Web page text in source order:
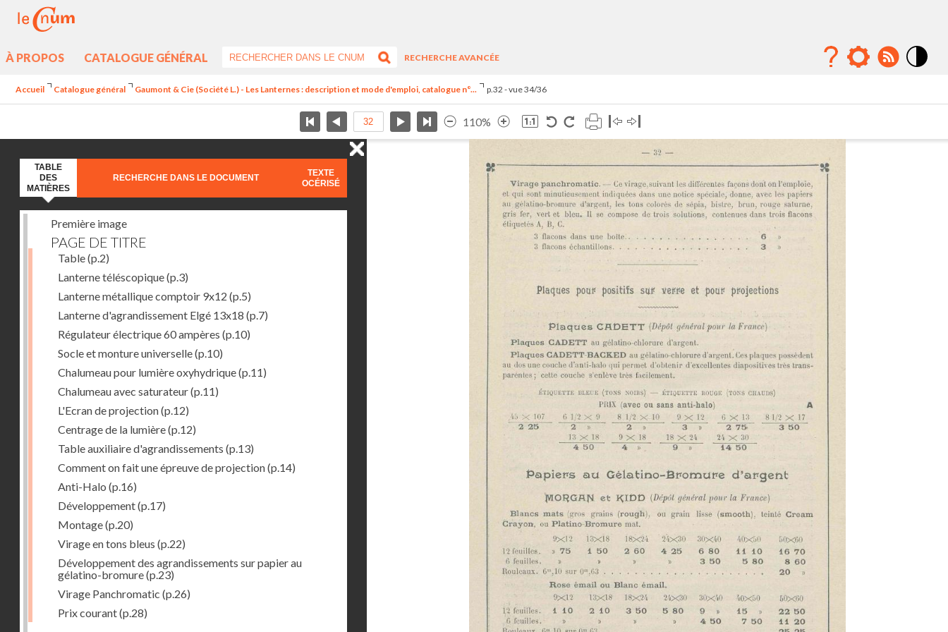
À PROPOS CATALOGUE GÉNÉRAL
RECHERCHE AVANCÉE
Accueil Catalogue général Gaumont & Cie (Société L.) - Les Lanternes : description et mode d'emploi, catalogue n°... p.32 - vue 34/36
110%
TABLE
DES
MATIÈRES
RECHERCHE DANS LE DOCUMENT
TEXTE
OCÉRISÉ
Première image
PAGE DE TITRE
Table(p.2)
Lanterne téléscopique(p.3)
Lanterne métallique comptoir 9x12 (p.5)
Lanterne d'agrandissement Elgé 13x18 (p.7)
Régulateur électrique 60 ampères (p.10)
Socle et monture universelle(p.10)
Chalumeau pour lumière oxyhydrique(p.11)
Chalumeau avec saturateur(p.11)
L'Ecran de projection(p.12)
Centrage de la lumière(p.12)
Table auxiliaire d'agrandissements (p.13)
Comment on fait une épreuve de projection(p.14)
Anti-Halo (p.16)
Développement(p.17)
Montage(p.20)
Virage en tons bleus (p.22)
Développement des agrandissements sur papier au
gélatino-bromure(p.23)
Virage Panchromatic (p.26)
Prix courant(p.28)